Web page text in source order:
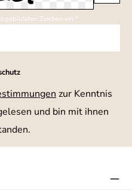
Zeichen ein *
zur Kenntnis
und bin mit ihnen